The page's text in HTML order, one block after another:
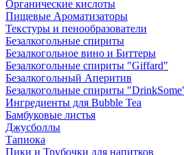
Органические кислоты
Пищевые Ароматизаторы
Текстуры и пенообразователи
Безалкогольные спириты
Безалкогольное вино и Биттеры
Безалкогольные спириты "Giffard"
Безалкогольный Аперитив
Безалкогольные спириты
Ингредиенты для Bubble Tea
Бамбуковые листья
Джусболлы
Тапиока
Пики и Трубочки для напитков